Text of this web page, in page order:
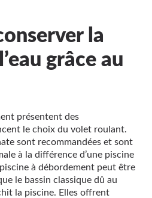
la
grâce au
présentent des
le choix du volet roulant.
sont recommandées et sont
à la différence d’une piscine
à débordement peut être
le bassin classique dû au
la piscine. Elles offrent